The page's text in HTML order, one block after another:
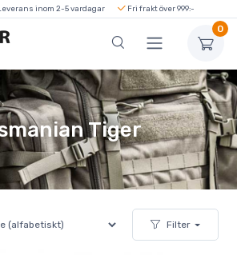
inom 2-5 vardagar Fri frakt över 999:-
0
Tiger
Filter